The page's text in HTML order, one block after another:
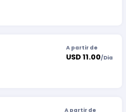
A partir de
USD 11.00/Dia
A partir de